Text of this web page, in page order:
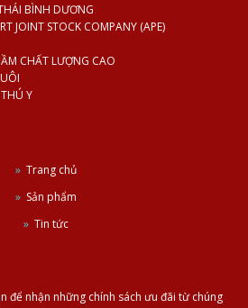
BÌNH DƯƠNG
JOINT STOCK COMPANY (APE)
CHẤT LƯỢNG CAO
Y
Trang chủ
Sản phẩm
Tin tức
để nhận những chính sách ưu đãi từ chúng